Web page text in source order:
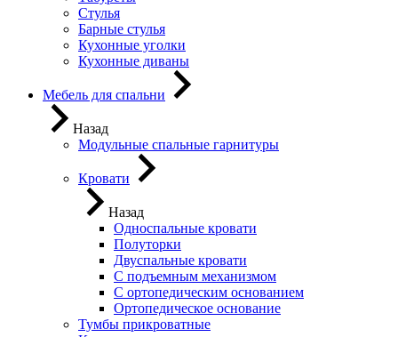
Стулья
Барные стулья
Кухонные уголки
Кухонные диваны
Мебель для спальни
Назад
Модульные спальные гарнитуры
Кровати
Назад
Односпальные кровати
Полуторки
Двуспальные кровати
С подъемным механизмом
С ортопедическим основанием
Ортопедическое основание
Тумбы прикроватные